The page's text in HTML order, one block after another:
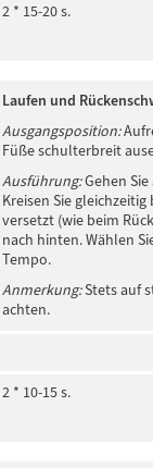
2 * 15-20 s.
Laufen und
Ausgangsposition:
Füße schulterbreit
Ausführung:Gehen
Kreisen Sie gleichzeitig
versetzt (wie beim
nach hinten. Wählen
Tempo.
Anmerkung:Stets auf
achten.
2 * 10-15 s.